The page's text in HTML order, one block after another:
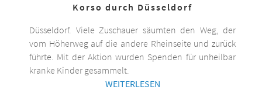
Korso durch Düsseldorf
Düsseldorf. Viele Zuschauer säumten den Weg, der
vom Höherweg auf die andere Rheinseite und zurück
führte. Mit der Aktion wurden Spenden für unheilbar
kranke Kinder gesammelt.
WEITERLESEN